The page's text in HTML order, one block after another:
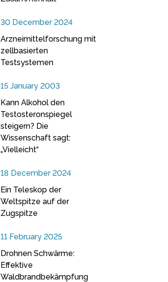
30 December 2024
Arzneimittelforschung mit
zellbasierten
Testsystemen
15 January 2003
Kann Alkohol den
Testosteronspiegel
steigern? Die
Wissenschaft sagt:
„Vielleicht“
18 December 2024
Ein Teleskop der
Weltspitze auf der
Zugspitze
11 February 2025
Drohnen Schwärme:
Effektive
Waldbrandbekämpfung